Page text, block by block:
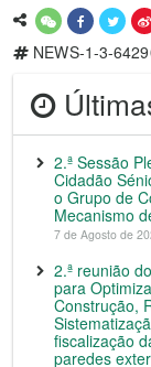
NEWS-1-3-
2.ª Sessão
Cidadão
o Grupo de
Mecanismo
7 de Agosto de
2.ª reunião
para
Construção,
fiscalização
paredes